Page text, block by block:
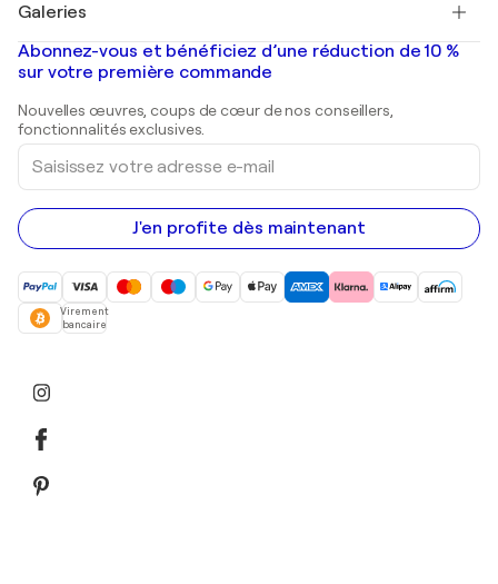
Banksy
Mr. Brainwash
Shepard Fairey
Tableaux abstraits à vendre
Peintures de paysage
Estampes
Peintures acryliques
Galeries
Galeries d'art en France
Galeries d'art en Belgique
Abonnez-vous et bénéficiez d’une réduction de 10 %
sur votre première commande
Nouvelles œuvres, coups de cœur de nos conseillers,
fonctionnalités exclusives.
Saisissez
votre
adresse
e-
mail
J'en profite dès maintenant
Virement
bancaire